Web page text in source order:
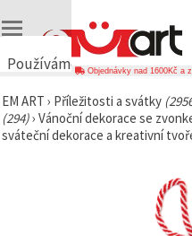
Používáme
🍪
Používáme
cookies a
Objednávky nad 1600Kč a
EM ART › Příležitosti a svátky
(294)› Vánoční dekorace se
sváteční dekorace a kreativní